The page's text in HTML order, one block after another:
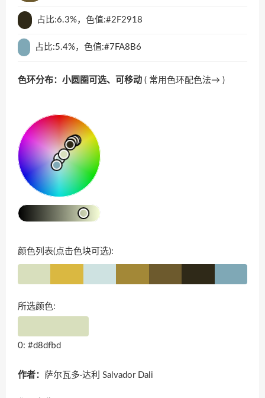
占比:6.3%，色值:#2F2918
占比:5.4%，色值:#7FA8B6
色环分布：小圆圈可选、可移动 ( 常用色环配色法→ )
颜色列表(点击色块可选):
所选颜色:
0: #d8dfbd
作者： 萨尔瓦多·达利 Salvador Dali